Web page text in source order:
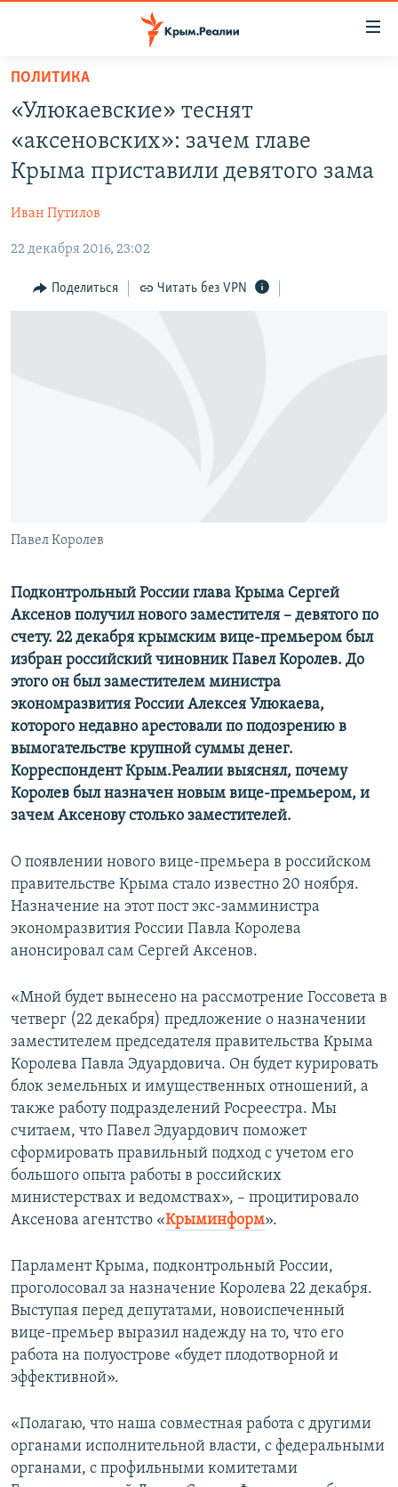
Вернуться
основному
содержанию
Вернутся
главной
навигации
Вернутся
поиску
11 ЛЕТ ОККУПАЦИИ КРЫМА. 11 ИСТОРИЙ СОПРОТИВЛЕНИЯ
ВОДА
ЕЩЕ
ИНТЕРАКТИВ
ИНФОГРАФИКА
РАДІО СВОБОДА
КАК ОБОЙТИ БЛОКИРОВКУ
Все сайты RFE/RL
ПОЛИТИКА
«Улюкаевские» теснят
«аксеновских»: зачем главе
Крыма приставили девятого зама
Иван Путилов
22 декабря 2016, 23:02
Поделиться Читать без VPN
Павел Королев
Подконтрольный России глава Крыма Сергей
Аксенов получил нового заместителя – девятого по
счету. 22 декабря крымским вице-премьером был
избран российский чиновник Павел Королев. До
этого он был заместителем министра
экономразвития России Алексея Улюкаева,
которого недавно арестовали по подозрению в
вымогательстве крупной суммы денег.
Корреспондент Крым.Реалии выяснял, почему
Королев был назначен новым вице-премьером, и
зачем Аксенову столько заместителей.
О появлении нового вице-премьера в российском
правительстве Крыма стало известно 20 ноября.
Назначение на этот пост экс-замминистра
экономразвития России Павла Королева
анонсировал сам Сергей Аксенов.
«Мной будет вынесено на рассмотрение Госсовета в
четверг (22 декабря) предложение о назначении
заместителем председателя правительства Крыма
Королева Павла Эдуардовича. Он будет курировать
блок земельных и имущественных отношений, а
также работу подразделений Росреестра. Мы
считаем, что Павел Эдуардович поможет
сформировать правильный подход с учетом его
большого опыта работы в российских
министерствах и ведомствах», – процитировало
Аксенова агентство ​«Крыминформ»​.
Парламент Крыма, подконтрольный России,
проголосовал за назначение Королева 22 декабря.
Выступая перед депутатами, новоиспеченный
вице-премьер выразил надежду на то, что его
работа на полуострове «будет плодотворной и
эффективной».
«Полагаю, что наша совместная работа с другими
органами исполнительной власти, с федеральными
органами, с профильными комитетами